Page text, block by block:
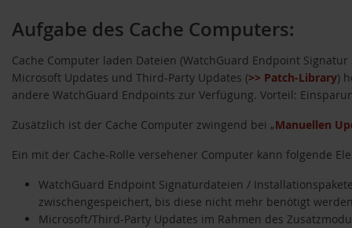
Aufgabe des Cache Computers:
Cache Computer laden Dateien (WatchGuard Endpoint
Microsoft Updates und Third-Party Updates (>> Patch-Library)
andere WatchGuard Endpoints zur Verfügung. Vorteil:
Zusätzlich ist der Cache Computer zwingend bei „Manuellen
Ein mit der Cache-Rolle versehener Computer kann folgende
WatchGuard Endpoint Signaturdateien /
zwischengespeichert, bis diese nicht mehr benötigt
Microsoft/Third-Party Updates im Rahmen des